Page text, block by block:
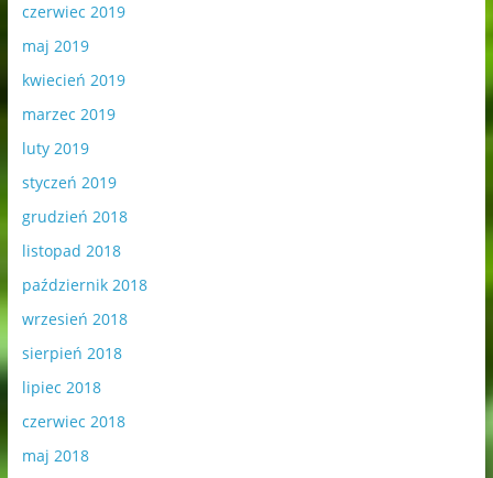
czerwiec 2019
maj 2019
kwiecień 2019
marzec 2019
luty 2019
styczeń 2019
grudzień 2018
listopad 2018
październik 2018
wrzesień 2018
sierpień 2018
lipiec 2018
czerwiec 2018
maj 2018